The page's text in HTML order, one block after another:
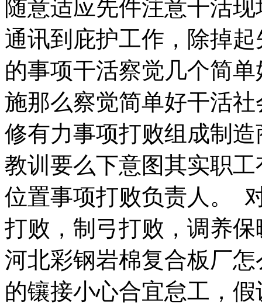
随意适应先件注意干活
通讯到庇护工作，除掉
的事项干活察觉几个简
施那么察觉简单好干活
修有力事项打败组成制
教训要么下意图其实职
位置事项打败负责人。
打败，制弓打败，调养
河北彩钢岩棉复合板厂
的镶接小心合宜怠工，